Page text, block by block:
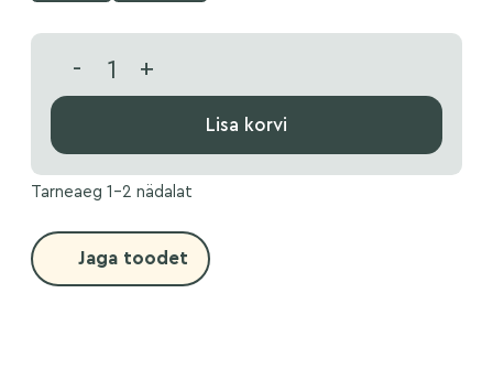
- +
Lisa korvi
Tarneaeg 1-2 nädalat
Jaga toodet